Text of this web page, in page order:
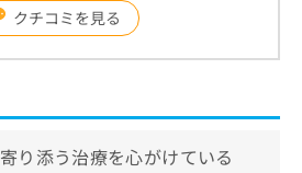
クチコミを見る
り添う治療を心がけている